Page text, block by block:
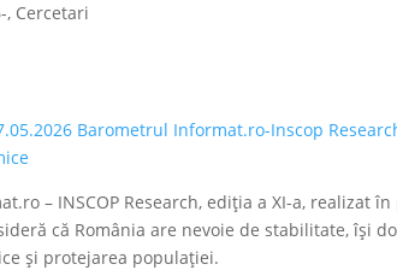
, Cercetari
Barometrul Informat.ro-Inscop
– INSCOP Research, ediția a XI-a, realizat
că România are nevoie de stabilitate, își
și protejarea populației.